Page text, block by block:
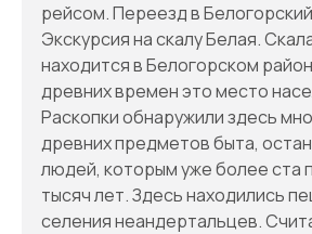
рейсом. Переезд в
Экскурсия на скалу Белая.
находится в Белогорском
древних времен это место
Раскопки обнаружили здесь
древних предметов быта,
людей, которым уже более ста
тысяч лет. Здесь находились
селения неандертальцев.